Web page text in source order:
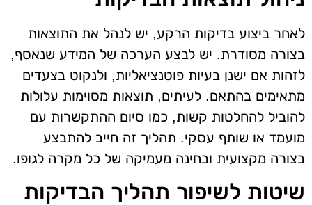
לאחר ביצוע בדיקות הרקע, יש לנהל את התוצאות
בצורה מסודרת. יש לבצע הערכה של המידע שנאסף,
לזהות אם ישנן בעיות פוטנציאליות, ולנקוט בצעדים
מתאימים בהתאם. לעיתים, תוצאות מסוימות עלולות
להוביל להחלטות קשות, כמו סיום ההתקשרות עם
מועמד או שותף עסקי. תהליך זה חייב להתבצע
בצורה מקצועית ובחינה מעמיקה של כל מקרה לגופו.
שיטות לשיפור תהליך הבדיקות